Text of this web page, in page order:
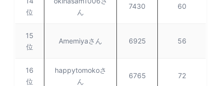
位
ん
7430 60
15
位
Amemiyaさん 6925 56
16
位
happytomokoさ
ん
6765 72